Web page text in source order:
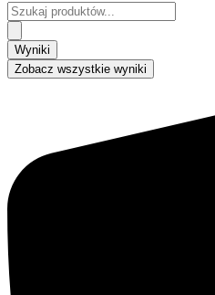
Search
...
Wyniki
Zobacz wszystkie wyniki